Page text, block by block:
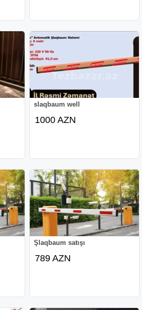
slaqbaum well
1000 AZN
Şlaqbaum satışı
789 AZN